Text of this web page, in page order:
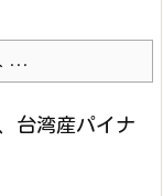
...
台湾産パイナ